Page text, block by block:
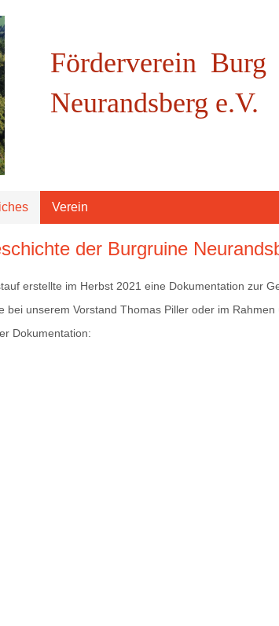
Förderverein Burg
Neurandsberg e.V.
Verein
der Burgruine
erstellte im Herbst 2021 eine Dokumentation zur
bei unserem Vorstand Thomas Piller oder im
Dokumentation: